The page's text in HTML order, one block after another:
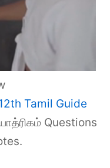
Tamil Guide
Questions